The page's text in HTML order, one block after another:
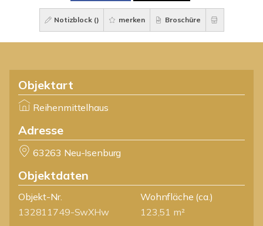
Notizblock () merken Broschüre
Objektart
Reihenmittelhaus
Adresse
63263 Neu-Isenburg
Objektdaten
Objekt-Nr.
132811749-SwXHw
Wohnfläche (ca.)
123,51 m²